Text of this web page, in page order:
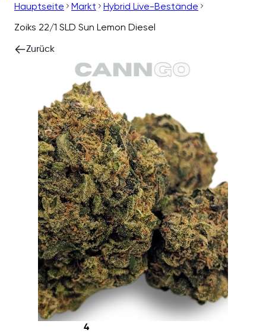
Hauptseite Markt
Hybrid Live-Bestände
Zoiks 22/1 SLD Sun Lemon Diesel
Zurück
4